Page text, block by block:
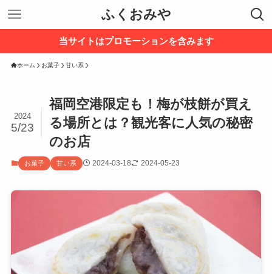
ふくおみや
当サイトはプロモーションを含みます
ホーム お菓子 甘い系
福岡空港限定も！梅が枝餅が買え
る場所とは？観光客に人気の秘密
のお店
2024
5/23
お菓子 甘い系 2024-03-18 2024-05-23